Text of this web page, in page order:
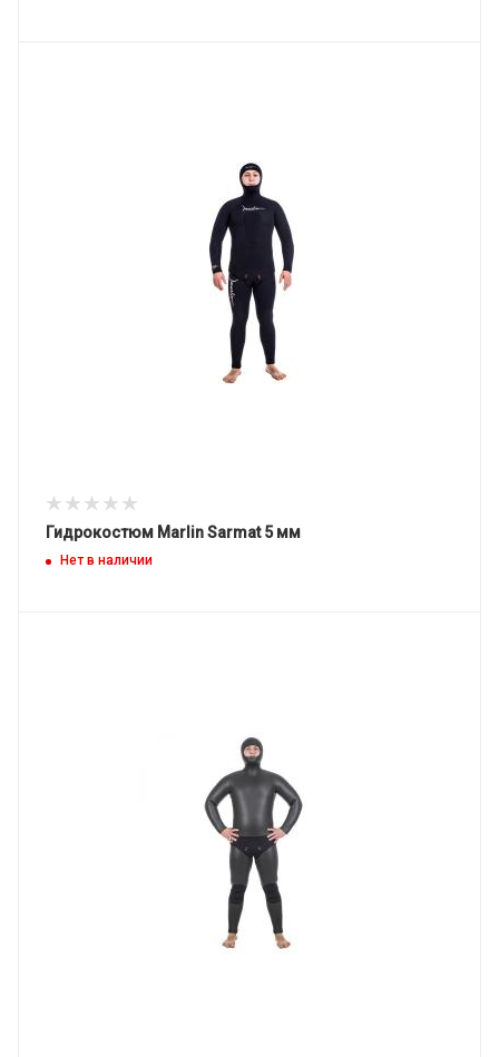
Гидрокостюм Marlin Sarmat 5 мм
Нет в наличии